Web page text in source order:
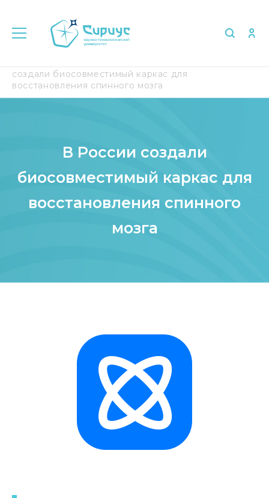
создали биосовместимый каркас для
восстановления спинного мозга
В России создали
биосовместимый каркас для
восстановления спинного
мозга